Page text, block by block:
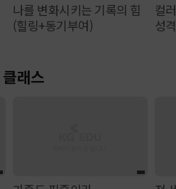
나를 변화시키는 기록의 힘
(힐링+동기부여)
컬
성격
래스